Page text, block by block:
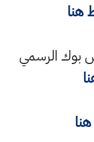
هنا
بوك الرسمي